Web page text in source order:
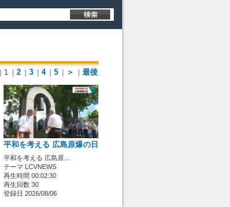
｜1 2 3 4 5 ＞ 最後
平和を考える 広島原爆の日
平和を考える 広島原…
テーマ LCVNEWS
再生時間 00:02:30
再生回数 30
登録日 2026/08/06